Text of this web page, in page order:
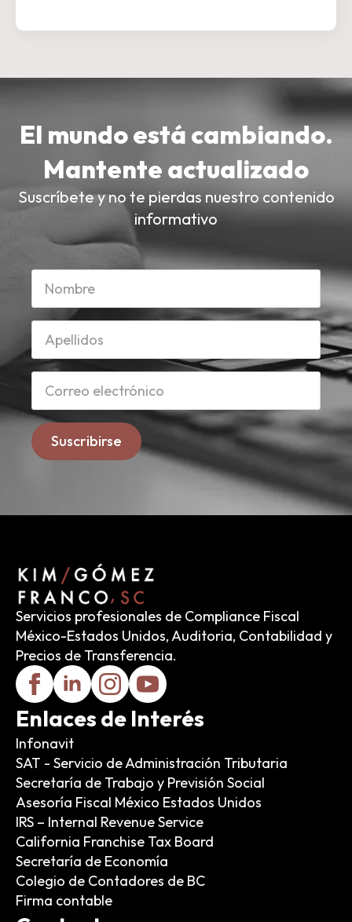
El mundo está cambiando.
Mantente actualizado
Suscríbete y no te pierdas nuestro contenido
informativo
Suscribirse
Servicios profesionales de Compliance Fiscal
México-Estados Unidos, Auditoria, Contabilidad y
Precios de Transferencia.
Enlaces de Interés
Infonavit
SAT - Servicio de Administración Tributaria
Secretaría de Trabajo y Previsión Social
Asesoría Fiscal México Estados Unidos
IRS – Internal Revenue Service
California Franchise Tax Board
Secretaría de Economía
Colegio de Contadores de BC
Firma contable